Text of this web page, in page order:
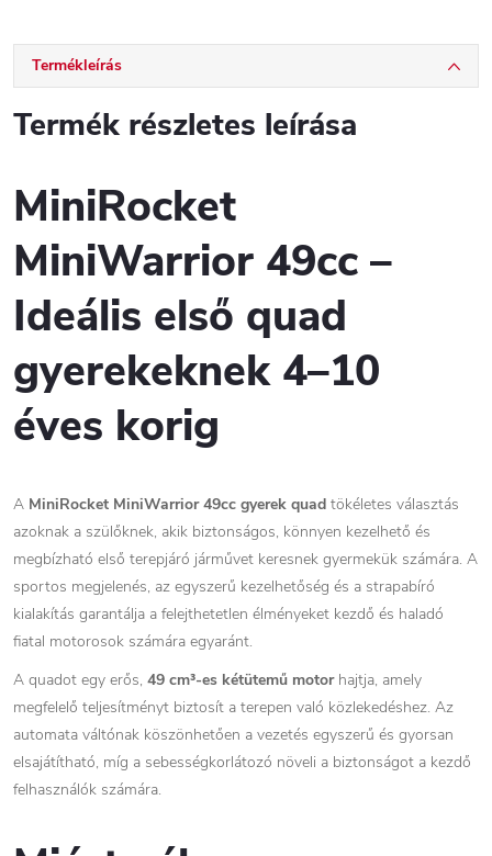
Termékleírás
Termék részletes leírása
MiniRocket
MiniWarrior 49cc –
Ideális első quad
gyerekeknek 4–10
éves korig
A MiniRocket MiniWarrior 49cc gyerek quad tökéletes választás
azoknak a szülőknek, akik biztonságos, könnyen kezelhető és
megbízható első terepjáró járművet keresnek gyermekük számára. A
sportos megjelenés, az egyszerű kezelhetőség és a strapabíró
kialakítás garantálja a felejthetetlen élményeket kezdő és haladó
fiatal motorosok számára egyaránt.
A quadot egy erős, 49 cm³-es kétütemű motorhajtja, amely
megfelelő teljesítményt biztosít a terepen való közlekedéshez. Az
automata váltónak köszönhetően a vezetés egyszerű és gyorsan
elsajátítható, míg a sebességkorlátozó növeli a biztonságot a kezdő
felhasználók számára.